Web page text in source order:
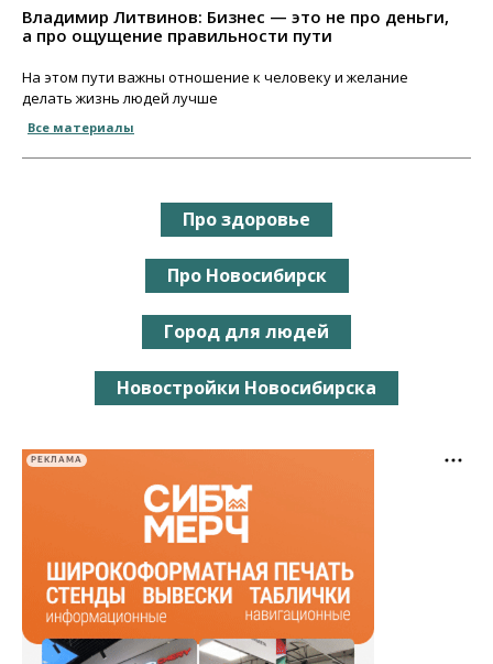
Владимир Литвинов: Бизнес — это не про деньги,
а про ощущение правильности пути
На этом пути важны отношение к человеку и желание
делать жизнь людей лучше
Все материалы
Про здоровье
Про Новосибирск
Город для людей
Новостройки Новосибирска
РЕКЛАМА